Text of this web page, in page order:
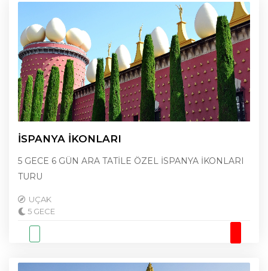
İSPANYA İKONLARI
5 GECE 6 GÜN ARA TATİLE ÖZEL İSPANYA İKONLARI
TURU
UÇAK
5 GECE